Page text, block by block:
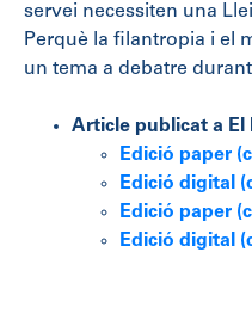
servei necessiten una
Perquè la filantropia i el
un tema a debatre
Article publicat a El
Edició paper
Edició digital
Edició paper
Edició digital